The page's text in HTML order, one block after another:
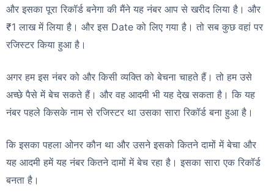
और इसका पूरा रिकॉर्ड बनेगा की मैंने यह नंबर आप से खरीद लिया है। और
₹1 लाख में लिया है। और इस Date को लिए गया है। तो सब कुछ वहां पर
रजिस्टर किया हुआ है।
अगर हम इस नंबर को और किसी व्यक्ति को बेचना चाहते हैं। तो हम उसे
अच्छे पैसे में बेच सकते हैं। और वह आदमी भी यह देख सकता है। कि यह
नंबर पहले किसके नाम से रजिस्टर था उसका सारा रिकॉर्ड बना हुआ है।
कि इसका पहला ओनर कौन था और उसने इसको कितने दामों में बेचा और
यह आदमी हमें यह नंबर कितने दामों में बेच रहा है। इसका सारा एक रिकॉर्ड
बनता है।